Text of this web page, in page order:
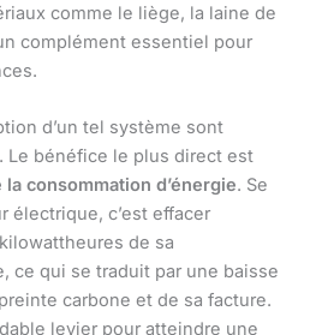
comme le liège, la laine de
complément essentiel pour
d’un tel système sont
Le bénéfice le plus direct est
consommation d’énergie. Se
électrique, c’est effacer
de sa
ce qui se traduit par une baisse
carbone et de sa facture.
levier pour atteindre une